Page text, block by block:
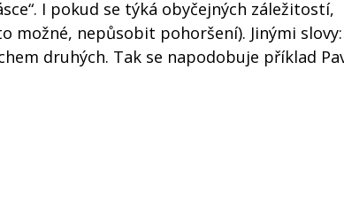
I pokud se týká obyčejných záležitostí,
možné, nepůsobit pohoršení). Jinými
druhých. Tak se napodobuje příklad